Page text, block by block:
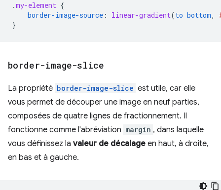
.my-element {
border-image-source : linear-gradient(to bottom,
}
border-image-slice
La propriété border-image-slice est utile, car elle
vous permet de découper une image en neuf parties,
composées de quatre lignes de fractionnement. Il
fonctionne comme l'abréviation margin , dans laquelle
vous définissez la valeur de décalage en haut, à droite,
en bas et à gauche.